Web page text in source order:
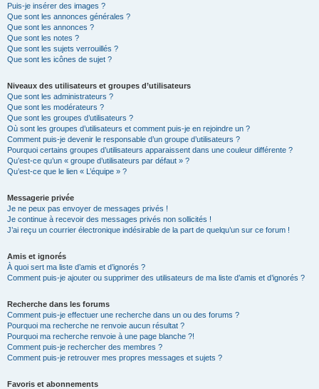
Puis-je insérer des images ?
Que sont les annonces générales ?
Que sont les annonces ?
Que sont les notes ?
Que sont les sujets verrouillés ?
Que sont les icônes de sujet ?
Niveaux des utilisateurs et groupes d’utilisateurs
Que sont les administrateurs ?
Que sont les modérateurs ?
Que sont les groupes d’utilisateurs ?
Où sont les groupes d’utilisateurs et comment puis-je en rejoindre un ?
Comment puis-je devenir le responsable d’un groupe d’utilisateurs ?
Pourquoi certains groupes d’utilisateurs apparaissent dans une couleur différente ?
Qu’est-ce qu’un « groupe d’utilisateurs par défaut » ?
Qu’est-ce que le lien « L’équipe » ?
Messagerie privée
Je ne peux pas envoyer de messages privés !
Je continue à recevoir des messages privés non sollicités !
J’ai reçu un courrier électronique indésirable de la part de quelqu’un sur ce forum !
Amis et ignorés
À quoi sert ma liste d’amis et d’ignorés ?
Comment puis-je ajouter ou supprimer des utilisateurs de ma liste d’amis et d’ignorés ?
Recherche dans les forums
Comment puis-je effectuer une recherche dans un ou des forums ?
Pourquoi ma recherche ne renvoie aucun résultat ?
Pourquoi ma recherche renvoie à une page blanche ?!
Comment puis-je rechercher des membres ?
Comment puis-je retrouver mes propres messages et sujets ?
Favoris et abonnements